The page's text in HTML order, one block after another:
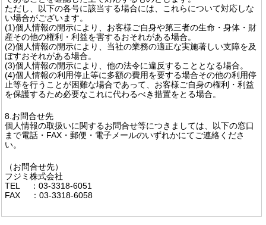
ただし、以下の各号に該当する場合には、これらについて対応しな
い場合がございます。
(1)個人情報の開示により、お客様ご自身や第三者の生命・身体・財
産その他の権利・利益を害するおそれがある場合。
(2)個人情報の開示により、当社の業務の適正な実施著しい支障を及
ぼすおそれがある場合。
(3)個人情報の開示により、他の法令に違反することとなる場合。
(4)個人情報の利用停止等に多額の費用を要する場合その他の利用停
止等を行うことが困難な場合であって、お客様ご自身の権利・利益
を保護するため必要なこれに代わるべき措置をとる場合。
8.お問合せ先
個人情報の取扱いに関するお問合せ等につきましては、以下の窓口
まで電話・FAX・郵便・電子メールのいずれかにてご連絡くださ
い。
（お問合せ先）
フジミ株式会社
TEL ：03-3318-6051
FAX ：03-3318-6058